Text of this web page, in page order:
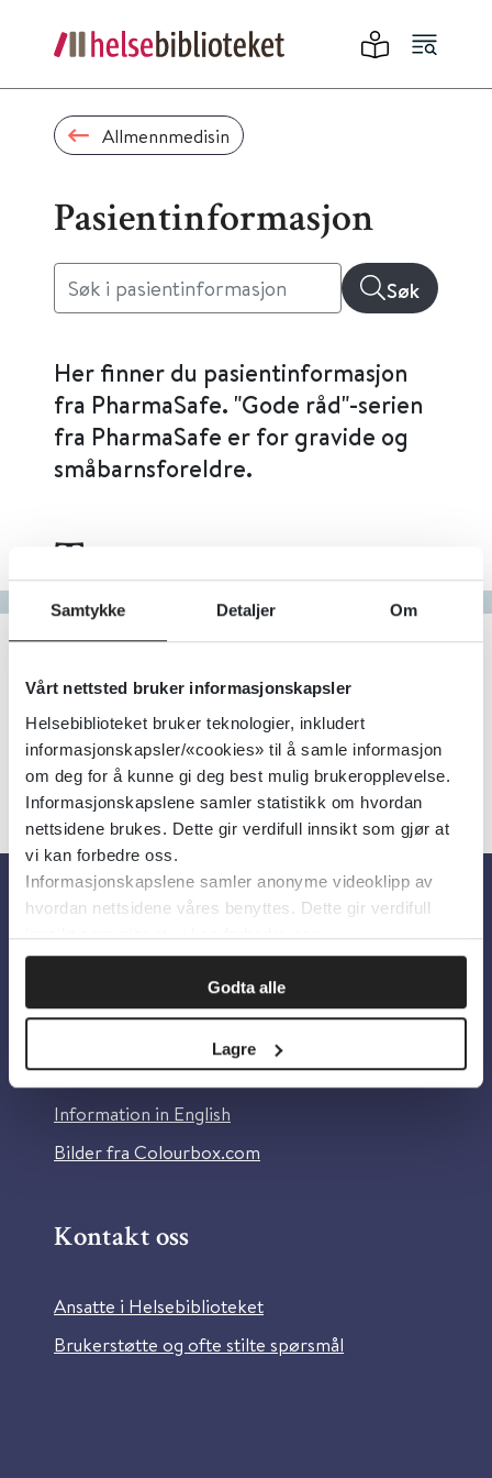
Samtykke Detaljer Om
Vårt nettsted bruker informasjonskapsler
Helsebiblioteket bruker teknologier, inkludert
informasjonskapsler/«cookies» til å samle informasjon
om deg for å kunne gi deg best mulig brukeropplevelse.
Informasjonskapslene samler statistikk om hvordan
nettsidene brukes. Dette gir verdifull innsikt som gjør at
vi kan forbedre oss.
Informasjonskapslene samler anonyme videoklipp av
hvordan nettsidene våres benyttes. Dette gir verdifull
innsikt som gjør at vi kan forbedre oss.
Godta alle
Lagre
Allmennmedisin
Pasientinformasjon
Søk
Her finner du pasientinformasjon
fra PharmaSafe. "Gode råd"-serien
fra PharmaSafe er for gravide og
småbarnsforeldre.
Tema
Gå til bokstav
Filter
1 Treff Alfabetisk
Om oss
Om Helsebiblioteket
Personvern og informasjonskapsler
Tilgjengelighetserklæring
Information in English
Bilder fra Colourbox.com
Kontakt oss
Ansatte i Helsebiblioteket
Brukerstøtte og ofte stilte spørsmål